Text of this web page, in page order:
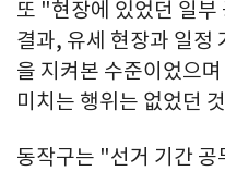
또 "현장에 있었던 일
결과, 유세 현장과 일정
을 지켜본 수준이었으
미치는 행위는 없었던
동작구는 "선거 기간 공